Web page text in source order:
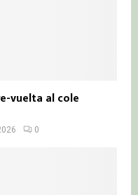
vuelta al cole
0